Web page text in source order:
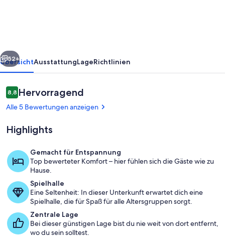
Golf,
Hockey,
Festivals
Spacious,Pool,
Spa
Weiter
52+
ÜbersichtAusstattungLageRichtlinien
Bewertungen
8,88,8 von 10.
Hervorragend
Alle 5 Bewertungen anzeigen
Highlights
Gemacht für Entspannung
Top bewerteter Komfort – hier fühlen sich die Gäste wie zu
Hause.
Spielhalle
Eine Seltenheit: In dieser Unterkunft erwartet dich eine
Spielhalle, die für Spaß für alle Altersgruppen sorgt.
Zentrale Lage
Bei dieser günstigen Lage bist du nie weit von dort entfernt,
wo du sein solltest.